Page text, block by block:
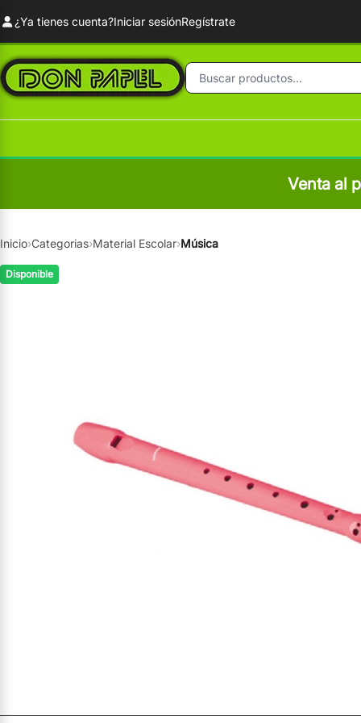
¿Ya tienes cuenta?Iniciar sesiónRegístrate
Venta al
Inicio›Categorias›Material Escolar›Música
Disponible